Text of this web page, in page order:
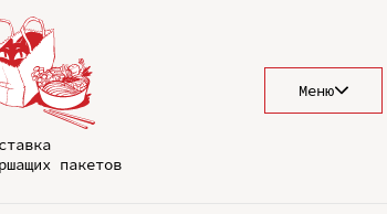
пакетов
Меню